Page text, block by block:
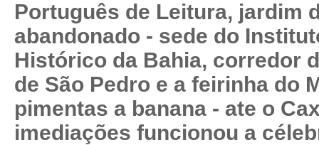
Português de Leitura, jardim
abandonado - sede do
Histórico da Bahia, corredor
de São Pedro e a feirinha do
pimentas a banana - ate o
imediações funcionou a